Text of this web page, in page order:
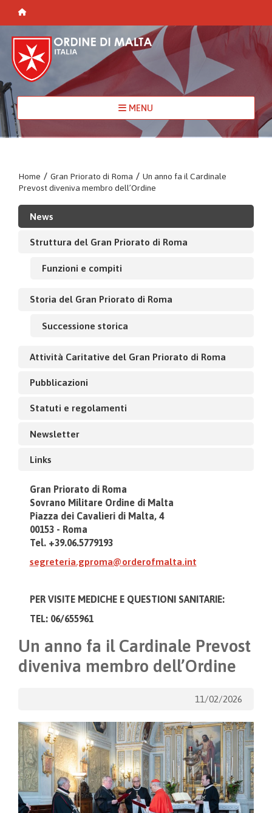
MENU
Home / Gran Priorato di Roma / Un anno fa il Cardinale
Prevost diveniva membro dell’Ordine
News
Struttura del Gran Priorato di Roma
Funzioni e compiti
Storia del Gran Priorato di Roma
Successione storica
Attività Caritative del Gran Priorato di Roma
Pubblicazioni
Statuti e regolamenti
Newsletter
Links
Gran Priorato di Roma
Sovrano Militare Ordine di Malta
Piazza dei Cavalieri di Malta, 4
00153 - Roma
Tel. +39.06.5779193
segreteria.gproma@orderofmalta.int
PER VISITE MEDICHE E QUESTIONI SANITARIE:
TEL: 06/655961
Un anno fa il Cardinale Prevost
diveniva membro dell’Ordine
11/02/2026